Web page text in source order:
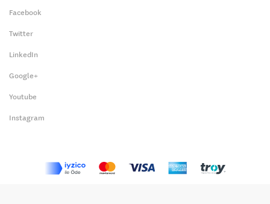
Facebook
Twitter
LinkedIn
Google+
Youtube
Instagram